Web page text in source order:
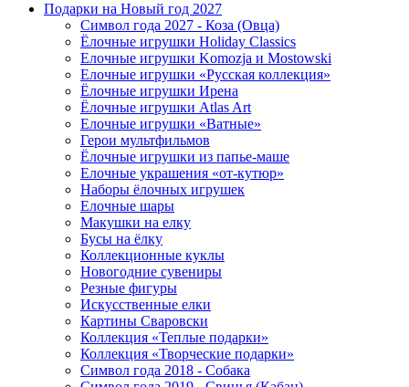
Подарки на Новый год 2027
Символ года 2027 - Коза (Овца)
Ёлочные игрушки Holiday Classics
Елочные игрушки Komozja и Mostowski
Елочные игрушки «Русская коллекция»
Ёлочные игрушки Ирена
Ёлочные игрушки Atlas Art
Елочные игрушки «Ватные»
Герои мультфильмов
Ёлочные игрушки из папье-маше
Елочные украшения «от-кутюр»
Наборы ёлочных игрушек
Елочные шары
Макушки на елку
Бусы на ёлку
Коллекционные куклы
Новогодние сувениры
Резные фигуры
Искусственные елки
Картины Сваровски
Коллекция «Теплые подарки»
Коллекция «Творческие подарки»
Символ года 2018 - Собака